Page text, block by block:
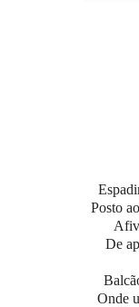
Posto
De
Onde